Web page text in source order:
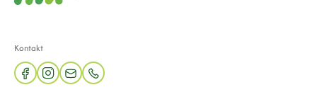
Kontakt
facebookinstagram
mail phone